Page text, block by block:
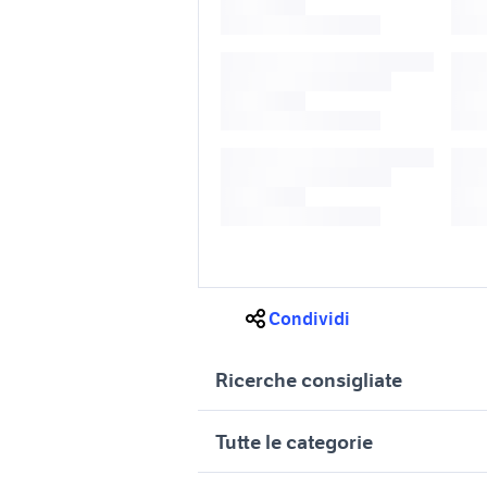
Condividi
Ricerche consigliate
fiat lusciano
fiat curti
fiat san
Tutte le categorie